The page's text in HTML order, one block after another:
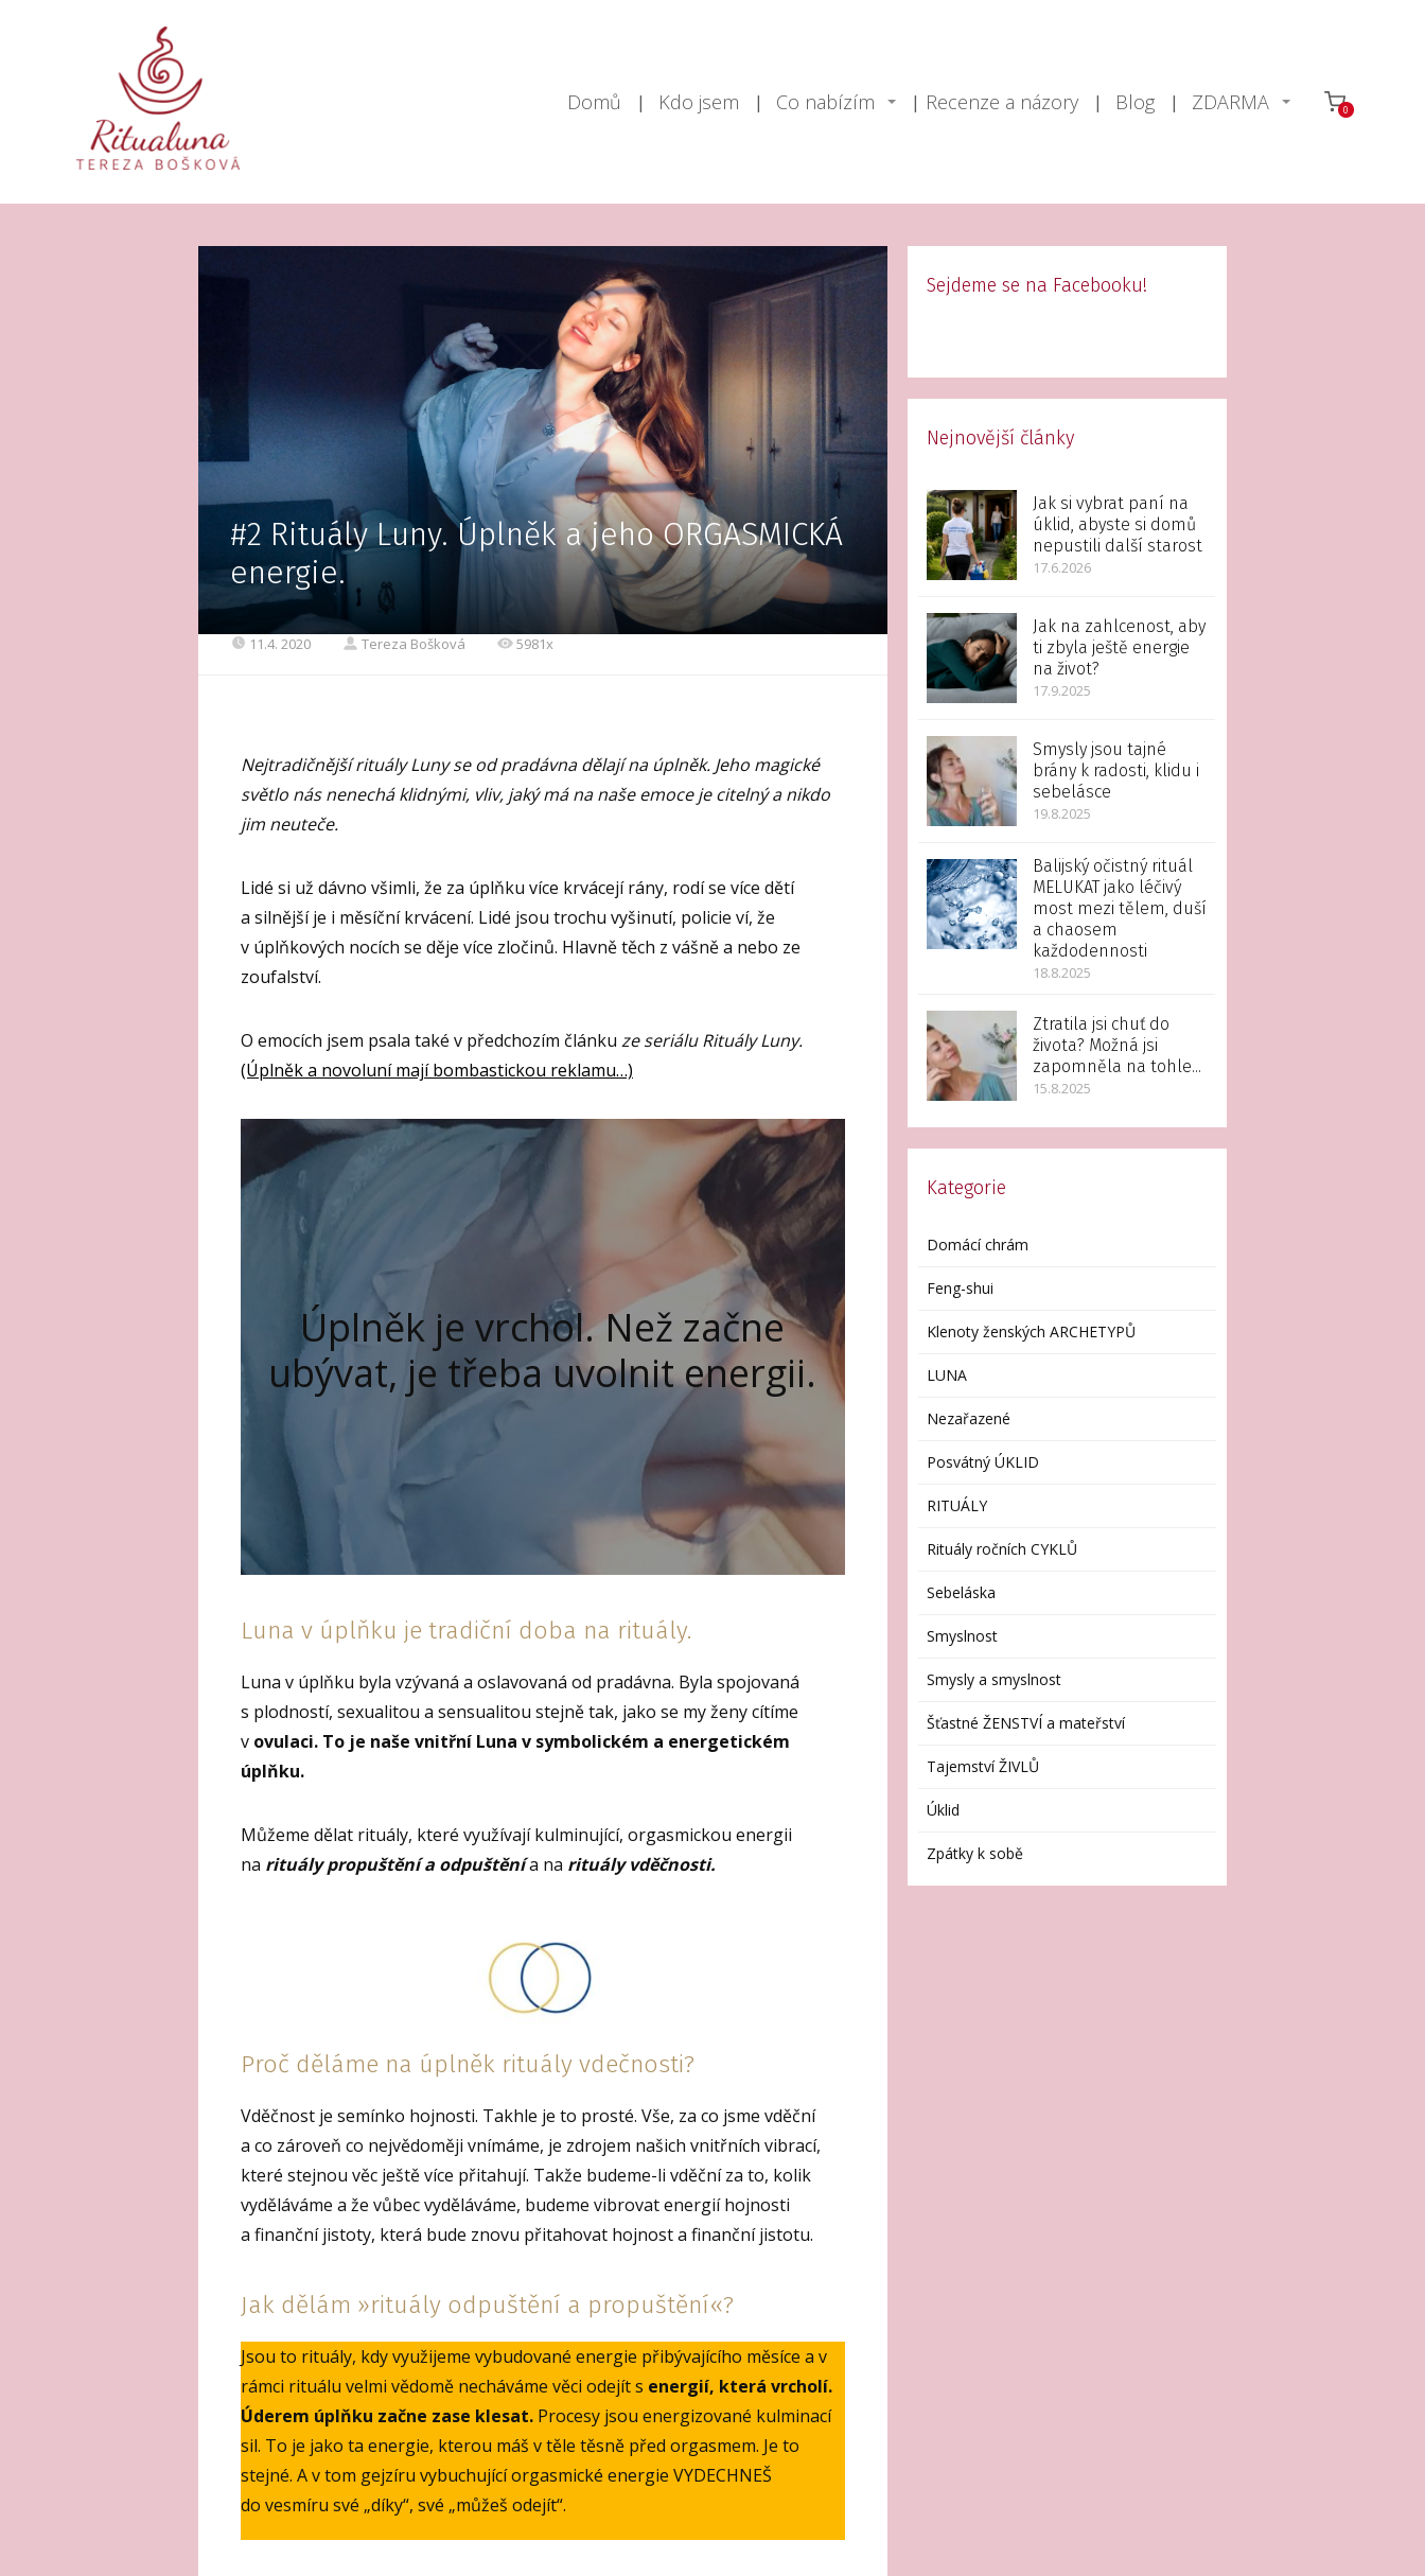
Domů Kdo jsem Co nabízím Recenze a názory Blog ZDARMA 0
#2 Rituály Luny. Úplněk a jeho ORGASMICKÁ
energie.
11.4. 2020 Tereza Bošková 5981x
Nejtradičnější rituály Luny se od pradávna dělají na úplněk. Jeho magické
světlo nás nenechá klidnými, vliv, jaký má na naše emoce je citelný a nikdo
jim neuteče.
Lidé si už dávno všimli, že za úplňku více krvácejí rány, rodí se více dětí
a silnější je i měsíční krvácení. Lidé jsou trochu vyšinutí, policie ví, že
v úplňkových nocích se děje více zločinů. Hlavně těch z vášně a nebo ze
zoufalství.
O emocích jsem psala také v předchozím článku ze seriálu Rituály Luny.
(Úplněk a novoluní mají bombastickou reklamu…)
Úplněk je vrchol. Než začne
ubývat, je třeba uvolnit energii.
Luna v úplňku je tradiční doba na rituály.
Luna v úplňku byla vzývaná a oslavovaná od pradávna. Byla spojovaná
s plodností, sexualitou a sensualitou stejně tak, jako se my ženy cítíme
v ovulaci. To je naše vnitřní Luna v symbolickém a energetickém
úplňku.
Můžeme dělat rituály, které využívají kulminující, orgasmickou energii
na rituály propuštění a odpuštěnía na rituály vděčnosti.
Proč děláme na úplněk rituály vdečnosti?
Vděčnost je semínko hojnosti. Takhle je to prosté. Vše, za co jsme vděční
a co zároveň co nejvědoměji vnímáme, je zdrojem našich vnitřních vibrací,
které stejnou věc ještě více přitahují. Takže budeme-li vděční za to, kolik
vyděláváme a že vůbec vyděláváme, budeme vibrovat energií hojnosti
a finanční jistoty, která bude znovu přitahovat hojnost a finanční jistotu.
Jak dělám »rituály odpuštění a propuštění«?
Jsou to rituály, kdy využijeme vybudované energie přibývajícího měsíce a v
rámci rituálu velmi vědomě necháváme věci odejít s energií, která vrcholí.
Úderem úplňku začne zase klesat. Procesy jsou energizované kulminací
sil. To je jako ta energie, kterou máš v těle těsně před orgasmem. Je to
stejné. A v tom gejzíru vybuchující orgasmické energie VYDECHNEŠ
do vesmíru své „díky“, své „můžeš odejít“.
Sejdeme se na Facebooku!
Nejnovější články
Jak si vybrat paní na
úklid, abyste si domů
nepustili další starost
17.6.2026
Jak na zahlcenost, aby
ti zbyla ještě energie
na život?
17.9.2025
Smysly jsou tajné
brány k radosti, klidu i
sebelásce
19.8.2025
Balijský očistný rituál
MELUKAT jako léčivý
most mezi tělem, duší
a chaosem
každodennosti
18.8.2025
Ztratila jsi chuť do
života? Možná jsi
zapomněla na tohle...
15.8.2025
Kategorie
Domácí chrám
Feng-shui
Klenoty ženských ARCHETYPŮ
LUNA
Nezařazené
Posvátný ÚKLID
RITUÁLY
Rituály ročních CYKLŮ
Sebeláska
Smyslnost
Smysly a smyslnost
Šťastné ŽENSTVÍ a mateřství
Tajemství ŽIVLŮ
Úklid
Zpátky k sobě